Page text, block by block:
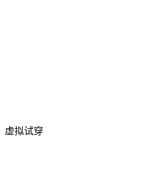
虚拟试穿